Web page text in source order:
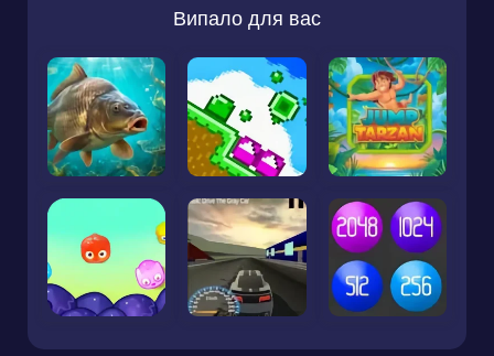
Випало для вас